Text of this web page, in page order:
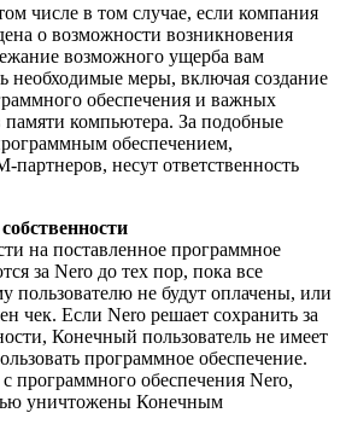
числе в том случае, если компания
о возможности возникновения
возможного ущерба вам
необходимые меры, включая создание
обеспечения и важных
компьютера. За подобные
обеспечением,
несут ответственность
на поставленное программное
за Nero до тех пор, пока все
пользователю не будут оплачены, или
чек. Если Nero решает сохранить за
Конечный пользователь не имеет
программное обеспечение.
программного обеспечения Nero,
уничтожены Конечным